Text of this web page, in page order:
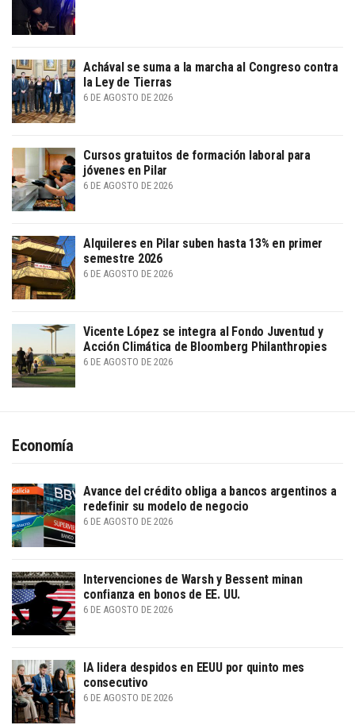
Achával se suma a la marcha al Congreso contra
la Ley de Tierras
6 DE AGOSTO DE 2026
Cursos gratuitos de formación laboral para
jóvenes en Pilar
6 DE AGOSTO DE 2026
Alquileres en Pilar suben hasta 13% en primer
semestre 2026
6 DE AGOSTO DE 2026
Vicente López se integra al Fondo Juventud y
Acción Climática de Bloomberg Philanthropies
6 DE AGOSTO DE 2026
Economía
Avance del crédito obliga a bancos argentinos a
redefinir su modelo de negocio
6 DE AGOSTO DE 2026
Intervenciones de Warsh y Bessent minan
confianza en bonos de EE. UU.
6 DE AGOSTO DE 2026
IA lidera despidos en EEUU por quinto mes
consecutivo
6 DE AGOSTO DE 2026